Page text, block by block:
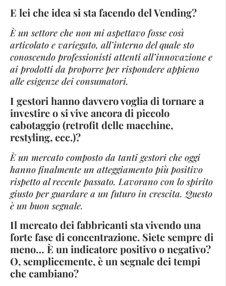
E lei che idea si sta facendo del Vending?
È un settore che non mi aspettavo fosse così
articolato e variegato, all’interno del quale sto
conoscendo professionisti attenti all’innovazione e
ai prodotti da proporre per rispondere appieno
alle esigenze dei consumatori.
I gestori hanno davvero voglia di tornare a
investire o si vive ancora di piccolo
cabotaggio (retrofit delle macchine,
restyling, ecc.)?
È un mercato composto da tanti gestori che oggi
hanno finalmente un atteggiamento più positivo
rispetto al recente passato. Lavorano con lo spirito
giusto per guardare a un futuro in crescita. Questo
è un buon segnale.
Il mercato dei fabbricanti sta vivendo una
forte fase di concentrazione. Siete sempre di
meno… È un indicatore positivo o negativo?
O, semplicemente, è un segnale dei tempi
che cambiano?